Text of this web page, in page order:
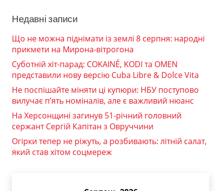
Недавні записи
Що не можна піднімати із землі 8 серпня: народні
прикмети на Мирона-вітрогона
Суботній хіт-парад: COKAINÉ, KODI та OMEN
представили нову версію Cuba Libre & Dolce Vita
Не поспішайте міняти ці купюри: НБУ поступово
вилучає п’ять номіналів, але є важливий нюанс
На Херсонщині загинув 51-річний головний
сержант Сергій Капітан з Овруччини
Огірки тепер не ріжуть, а розбивають: літній салат,
який став хітом соцмереж